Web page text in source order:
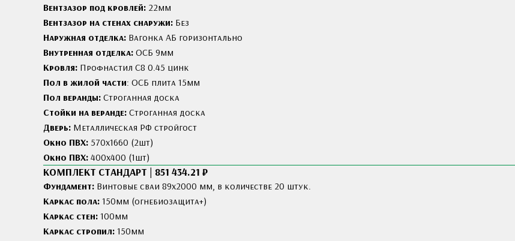
Вентзазор под кровлей: 22мм
Вентзазор на стенах снаружи: Без
Наружная отделка: Вагонка АБ горизонтально
Внутренная отделка: ОСБ 9мм
Кровля: Профнастил С8 0.45 цинк
Пол в жилой части: ОСБ плита 15мм
Пол веранды: Строганная доска
Стойки на веранде: Строганная доска
Дверь: Металлическая РФ стройгост
Окно ПВХ: 570х1660 (2шт)
Окно ПВХ: 400х400 (1шт)
КОМПЛЕКТ СТАНДАРТ | 851 434.21 ₽
Фундамент: Винтовые сваи 89x2000 мм, в количестве 20 штук.
Каркас пола: 150мм (огнебиозащита+)
Каркас стен: 100мм
Каркас стропил: 150мм